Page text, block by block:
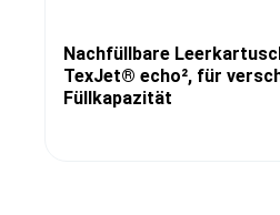
Nachfüllbare
TexJet® echo², für
Füllkapazität